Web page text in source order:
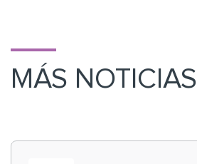
MÁS NOTICIAS